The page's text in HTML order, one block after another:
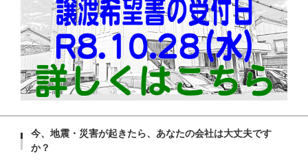
今、地震・災害が起きたら、あなたの会社は大丈夫です
か？